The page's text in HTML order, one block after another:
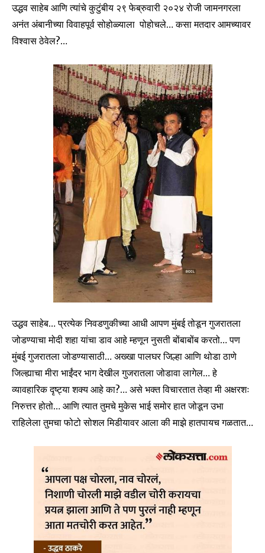
उद्धव साहेब आणि त्यांचे कुटुंबीय २९ फेब्रुवारी २०२४ रोजी जामनगरला
अनंत अंबानीच्या विवाहपूर्व सोहोळ्याला पोहोचले… कसा मतदार आमच्यावर
विश्वास ठेवेल?…
उद्धव साहेब… प्रत्येक निवडणुकीच्या आधी आपण मुंबई तोडून गुजरातला
जोडण्याचा मोदी शहा यांचा डाव आहे म्हणून नुसती बोंबाबोंब करतो… पण
मुंबई गुजरातला जोडण्यासाठी… अख्खा पालघर जिल्हा आणि थोडा ठाणे
जिल्ह्याचा मीरा भाईंदर भाग देखील गुजरातला जोडावा लागेल… हे
व्यावहारिक दृष्ट्या शक्य आहे का?… असे भक्त विचारतात तेव्हा मी अक्षरशः
निरुत्तर होतो… आणि त्यात तुमचे मुकेस भाई समोर हात जोडून उभा
राहिलेला तुमचा फोटो सोशल मिडीयावर आला की माझे हातपायच गळतात…